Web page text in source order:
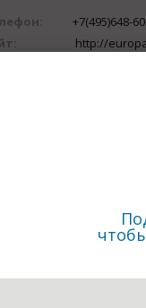
+7(495)648-
http://
141321,
подбор и
бренды:
Eaton,